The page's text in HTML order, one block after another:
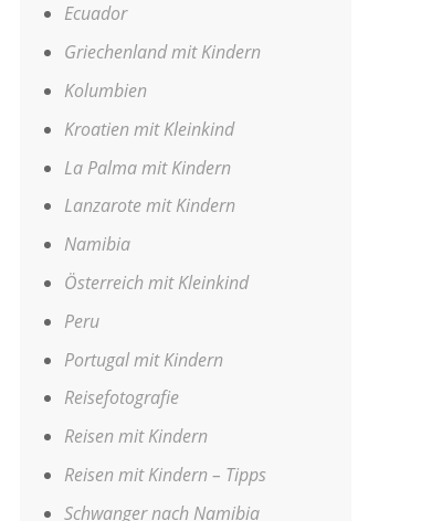
Ecuador
Griechenland mit Kindern
Kolumbien
Kroatien mit Kleinkind
La Palma mit Kindern
Lanzarote mit Kindern
Namibia
Österreich mit Kleinkind
Peru
Portugal mit Kindern
Reisefotografie
Reisen mit Kindern
Reisen mit Kindern – Tipps
Schwanger nach Namibia